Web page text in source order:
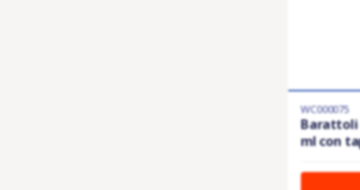
WC000075
Barattoli
ml con